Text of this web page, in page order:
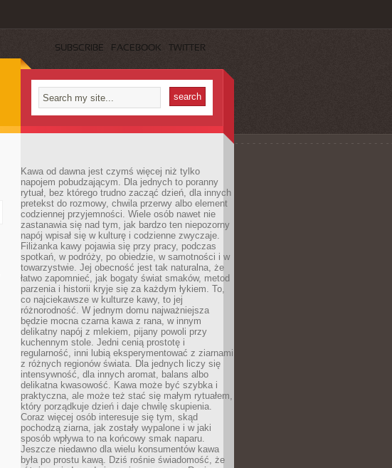
SUBSCRIBE FACEBOOK TWITTER
Kawa od dawna jest czymś więcej niż tylko
napojem pobudzającym. Dla jednych to poranny
rytuał, bez którego trudno zacząć dzień, dla innych
pretekst do rozmowy, chwila przerwy albo element
codziennej przyjemności. Wiele osób nawet nie
zastanawia się nad tym, jak bardzo ten niepozorny
napój wpisał się w kulturę i codzienne zwyczaje.
Filiżanka kawy pojawia się przy pracy, podczas
spotkań, w podróży, po obiedzie, w samotności i w
towarzystwie. Jej obecność jest tak naturalna, że
łatwo zapomnieć, jak bogaty świat smaków, metod
parzenia i historii kryje się za każdym łykiem. To,
co najciekawsze w kulturze kawy, to jej
różnorodność. W jednym domu najważniejsza
będzie mocna czarna kawa z rana, w innym
delikatny napój z mlekiem, pijany powoli przy
kuchennym stole. Jedni cenią prostotę i
regularność, inni lubią eksperymentować z ziarnami
z różnych regionów świata. Dla jednych liczy się
intensywność, dla innych aromat, balans albo
delikatna kwasowość. Kawa może być szybka i
praktyczna, ale może też stać się małym rytuałem,
który porządkuje dzień i daje chwilę skupienia.
Coraz więcej osób interesuje się tym, skąd
pochodzą ziarna, jak zostały wypalone i w jaki
sposób wpływa to na końcowy smak naparu.
Jeszcze niedawno dla wielu konsumentów kawa
była po prostu kawą. Dziś rośnie świadomość, że